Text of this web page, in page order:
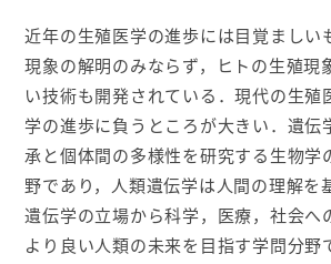
入会ご案内
医師募集情報
お問い合わせ
ログイン
近年の生殖医学の進歩には目覚ましい
現象の解明のみならず，ヒトの生殖現
い技術も開発されている．現代の生殖
学の進歩に負うところが大きい．遺伝
承と個体間の多様性を研究する生物学
野であり，人類遺伝学は人間の理解を
遺伝学の立場から科学，医療，社会へ
より良い人類の未来を目指す学問分野